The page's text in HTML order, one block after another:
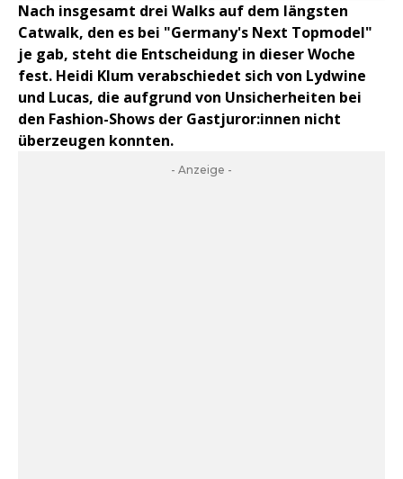
Nach insgesamt drei Walks auf dem längsten
Catwalk, den es bei "Germany's Next Topmodel"
je gab, steht die Entscheidung in dieser Woche
fest. Heidi Klum verabschiedet sich von Lydwine
und Lucas, die aufgrund von Unsicherheiten bei
den Fashion-Shows der Gastjuror:innen nicht
überzeugen konnten.
- Anzeige -